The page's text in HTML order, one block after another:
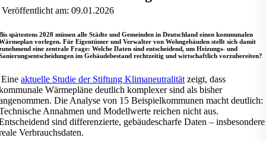
Veröffentlicht am: 09.01.2026
spätestens 2028 müssen alle Städte und Gemeinden in Deutschland einen kommunalen
vorlegen. Für Eigentümer und Verwalter von Wohngebäuden stellt sich damit
eine zentrale Frage: Welche Daten sind entscheidend, um Heizungs- und
im Gebäudebestand rechtzeitig und wirtschaftlich vorzubereiten?
Eine aktuelle Studie der Stiftung Klimaneutralität zeigt, dass
Wärmepläne deutlich komplexer sind als bisher
Die Analyse von 15 Beispielkommunen macht deutlich:
Annahmen und Modellwerte reichen nicht aus.
sind differenzierte, gebäudescharfe Daten – insbesondere
Verbrauchsdaten.